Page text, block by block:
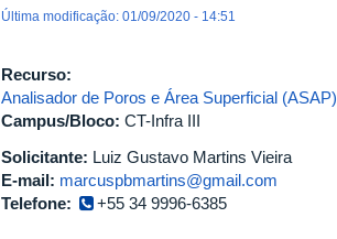
Última modificação: 01/09/2020 - 14:51
Recurso:
Analisador de Poros e Área Superficial (ASAP)
Campus/Bloco: CT-Infra III
Solicitante: Luiz Gustavo Martins Vieira
E-mail: marcuspbmartins@gmail.com
Telefone:
+55 34 9996-6385